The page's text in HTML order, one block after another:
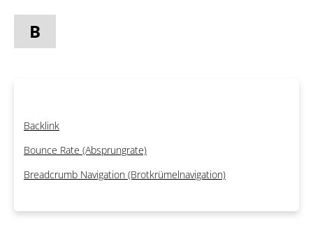
B
Backlink
Bounce Rate (Absprungrate)
Breadcrumb Navigation (Brotkrümelnavigation)